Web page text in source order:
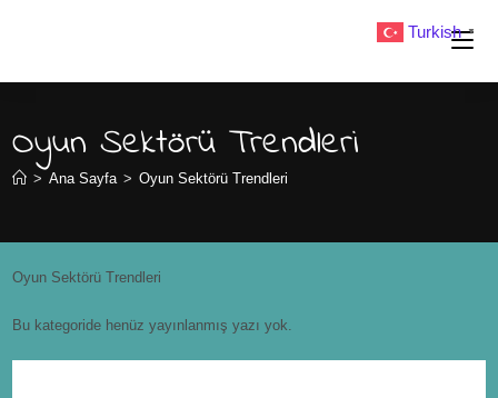
Oyun Sektörü Trendleri
> Ana Sayfa > Oyun Sektörü Trendleri
Oyun Sektörü Trendleri
Bu kategoride henüz yayınlanmış yazı yok.
Turkish ▼